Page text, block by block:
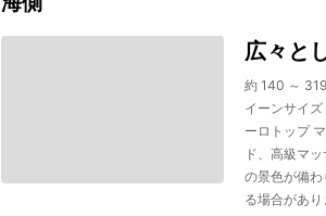
広々と
約 140 ～
イーンサイ
ーロトップ
ド、高級マ
の景色が備
る場合があり